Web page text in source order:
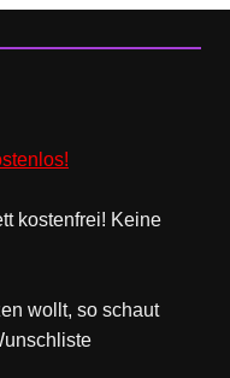
kostenfrei! Keine
wollt, so schaut